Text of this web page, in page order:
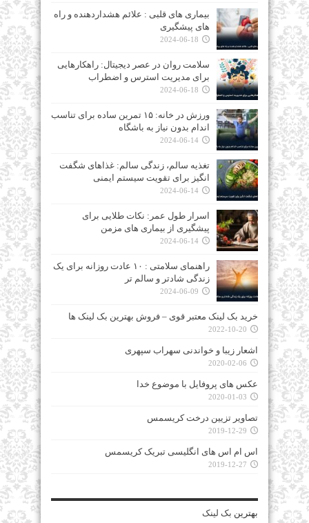
بیماری‌ های قلبی : علائم هشداردهنده و راه‌
های پیشگیری
2024-06-18
سلامت روان در عصر دیجیتال: راهکارهایی
برای مدیریت استرس و اضطراب
2024-06-18
ورزش در خانه: ۱۵ تمرین ساده برای تناسب
اندام بدون نیاز به باشگاه
2024-06-14
تغذیه سالم، زندگی سالم: غذاهای شگفت‌
انگیز برای تقویت سیستم ایمنی
2024-06-14
اسرار طول عمر: نکات طلایی برای
پیشگیری از بیماری‌ های مزمن
2024-06-14
راهنمای سلامتی : ۱۰ عادت روزانه برای یک
زندگی شادتر و سالم‌ تر
2024-06-09
خرید بک لینک معتبر قوی – فروش بهترین بک لینک ها
2022-10-20
اشعار زیبا و خواندنی سهراب سپهری
2020-02-06
عکس های پروفایل با موضوع خدا
2020-01-03
تصاویر تزیین درخت کریسمس
2019-12-29
اس ام اس های انگلیسی تبریک کریسمس
2019-12-27
بهترین بک لینک